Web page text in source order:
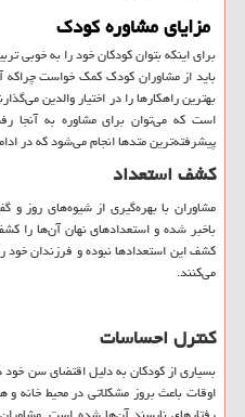
مزایای مشاوره کودک
برای اینکه بتوان کودکان خود را به خوبی
باید از مشاوران کودک کمک خواست
بهترین راهکارها را در اختیار والدین
است که می‌توان برای مشاوره به آنجا
پیشرفته‌ترین متدها انجام می‌شود که در
کشف استعداد
مشاوران با بهره‌گیری از شیوه‌های روز و
باخبر شده و استعدادهای نهان آن‌ها را
کشف این استعدادها نبوده و فرزندان
می‌کنند.
کنترل احساسات
بسیاری از کودکان به دلیل اقتضای سن
اوقات باعث بروز مشکلاتی در محیط خانه و